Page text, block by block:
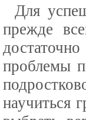
Для
прежде
проблемы
научиться